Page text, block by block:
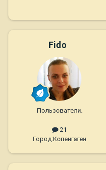
Fido
Пользователи.
21
Город:Копенгаген